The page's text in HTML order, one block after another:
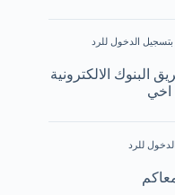
الدخول للرد
الالكترونية
اخي
للرد